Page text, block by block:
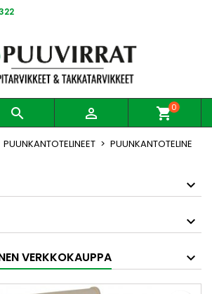
  shopping_cart0
PUUNKANTOTELINEET
PUUNKANTOTELINE
VERKKOKAUPPA